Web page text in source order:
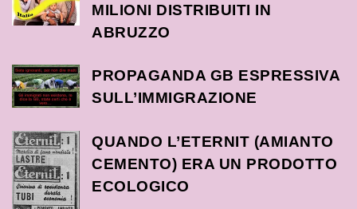
MILIONI DISTRIBUITI IN
ABRUZZO
PROPAGANDA GB ESPRESSIVA
SULL’IMMIGRAZIONE
QUANDO L’ETERNIT (AMIANTO
CEMENTO) ERA UN PRODOTTO
ECOLOGICO